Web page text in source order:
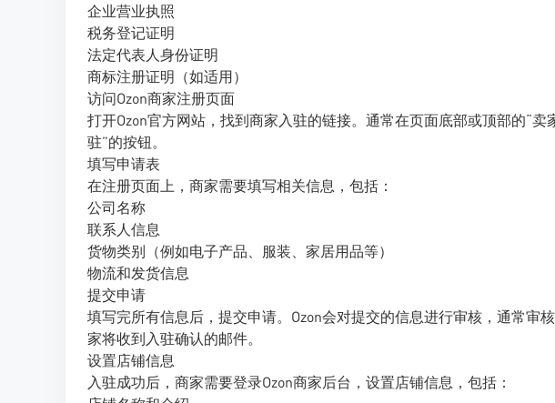
企业营业执照
税务登记证明
法定代表人身份证明
商标注册证明（如适用）
访问Ozon商家注册页面
打开Ozon官方网站，找到商家入驻的链接。通常在页面底部或顶部的“卖
驻”的按钮。
填写申请表
在注册页面上，商家需要填写相关信息，包括：
公司名称
联系人信息
货物类别（例如电子产品、服装、家居用品等）
物流和发货信息
提交申请
填写完所有信息后，提交申请。Ozon会对提交的信息进行审核，通常审
家将收到入驻确认的邮件。
设置店铺信息
入驻成功后，商家需要登录Ozon商家后台，设置店铺信息，包括：